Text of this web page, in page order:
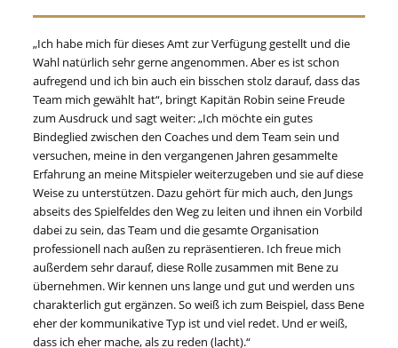
„Ich habe mich für dieses Amt zur Verfügung gestellt und die
Wahl natürlich sehr gerne angenommen. Aber es ist schon
aufregend und ich bin auch ein bisschen stolz darauf, dass das
Team mich gewählt hat“, bringt Kapitän Robin seine Freude
zum Ausdruck und sagt weiter: „Ich möchte ein gutes
Bindeglied zwischen den Coaches und dem Team sein und
versuchen, meine in den vergangenen Jahren gesammelte
Erfahrung an meine Mitspieler weiterzugeben und sie auf diese
Weise zu unterstützen. Dazu gehört für mich auch, den Jungs
abseits des Spielfeldes den Weg zu leiten und ihnen ein Vorbild
dabei zu sein, das Team und die gesamte Organisation
professionell nach außen zu repräsentieren. Ich freue mich
außerdem sehr darauf, diese Rolle zusammen mit Bene zu
übernehmen. Wir kennen uns lange und gut und werden uns
charakterlich gut ergänzen. So weiß ich zum Beispiel, dass Bene
eher der kommunikative Typ ist und viel redet. Und er weiß,
dass ich eher mache, als zu reden (lacht).“